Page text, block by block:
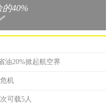
40%
油20%掀起航空界
机
可载5人